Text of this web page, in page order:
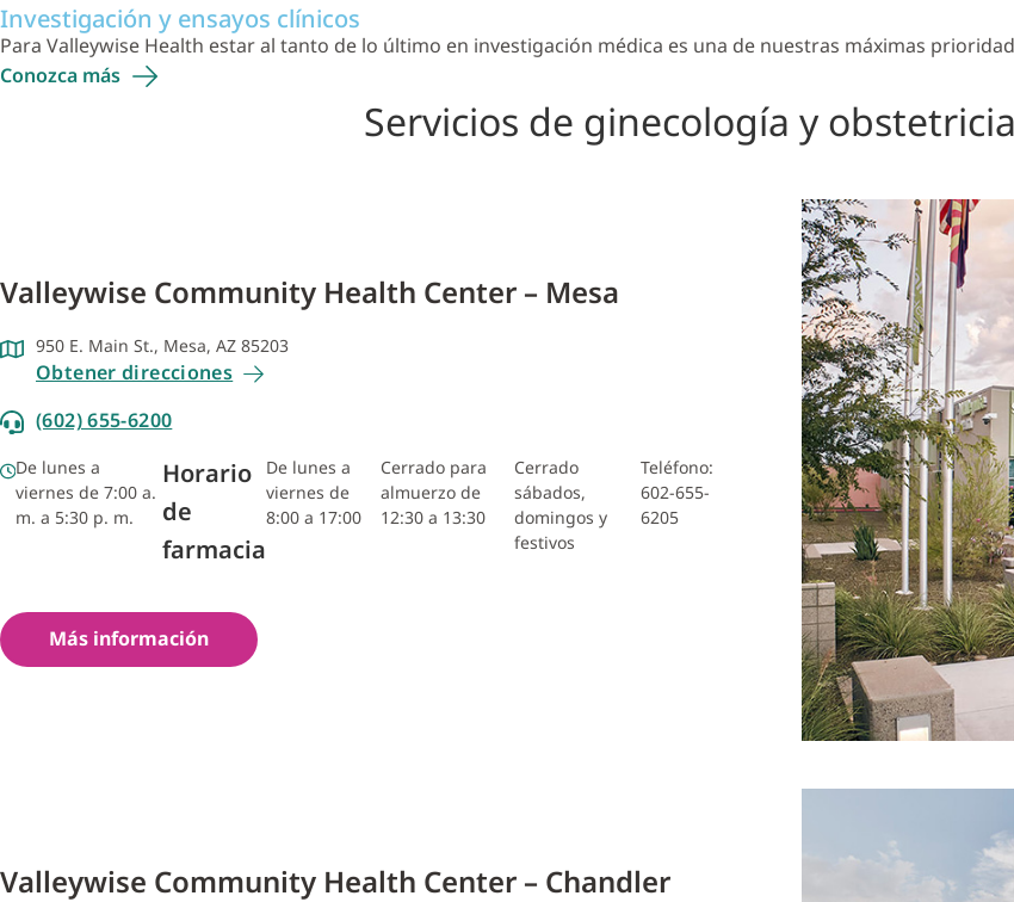
Investigación y ensayos clínicos
Para Valleywise Health estar al tanto de lo último en investigación médica es una de nuestras máximas
Conozca más
Servicios de ginecología y
Valleywise Community Health Center – Mesa
950 E. Main St., Mesa, AZ 85203
Obtener direcciones
(602) 655-6200
De lunes a
viernes de 7:00 a.
m. a 5:30 p. m.
Horario
de
farmacia
De lunes a
viernes de
8:00 a 17:00
Cerrado para
almuerzo de
12:30 a 13:30
Cerrado
sábados,
domingos y
festivos
Teléfono:
602-655-
6205
Más información
Valleywise Community Health Center – Chandler